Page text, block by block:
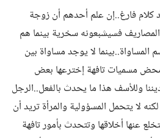
كلام فارغ..إن علم أحدهم أن زوجة
فسيشبعونه سخرية بينما هم
المساواة..بينما لا يوجد مساواة بين
مسميات تافهة إخترعها بعض
وللأسف هذا ما يحدث بالفعل..الرجل
لا يتحمل المسؤولية والمرأة تريد أن
عنها أخلاقها وتتحدث بأمور تافهة